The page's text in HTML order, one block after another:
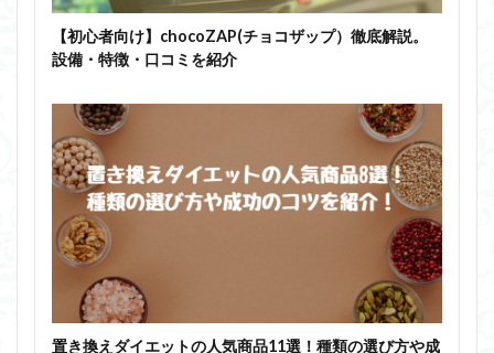
【初心者向け】chocoZAP(チョコザップ）徹底解説。
設備・特徴・口コミを紹介
置き換えダイエットの人気商品11選！種類の選び方や成